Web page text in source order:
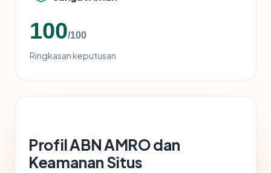
100/100
Ringkasan keputusan
Profil ABN AMRO dan
Keamanan Situs